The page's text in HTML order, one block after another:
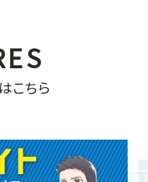
こちら